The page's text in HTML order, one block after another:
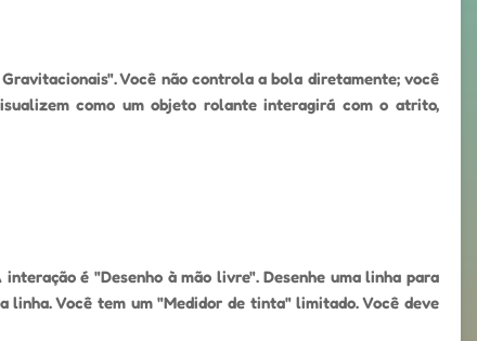
Você não controla a bola diretamente; você
como um objeto rolante interagirá com o atrito,
é "Desenho à mão livre". Desenhe uma linha para
linha. Você tem um "Medidor de tinta" limitado. Você deve